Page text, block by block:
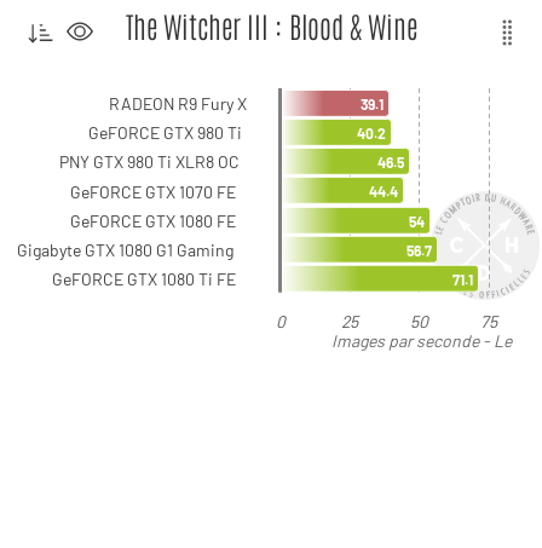
Images par seconde - Le
The Witcher III : Blood & Wine
0 25 50 75
RADEON R9 Fury X
GeFORCE GTX 980 Ti
PNY GTX 980 Ti XLR8 OC
GeFORCE GTX 1070 FE
GeFORCE GTX 1080 FE
Gigabyte GTX 1080 G1 Gaming
GeFORCE GTX 1080 Ti FE
39.1
40.2
46.5
44.4
54
56.7
71.1